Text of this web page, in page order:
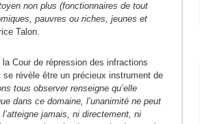
non plus (fonctionnaires de tout
pauvres ou riches, jeunes et
Talon.
Cour de répression des infractions
révèle être un précieux instrument de
tous observer renseigne qu’elle
dans ce domaine, l’unanimité ne peut
jamais, ni directement, ni